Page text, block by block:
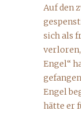
Auf den
sich als
verloren,
Engel“
Engel
hätte er